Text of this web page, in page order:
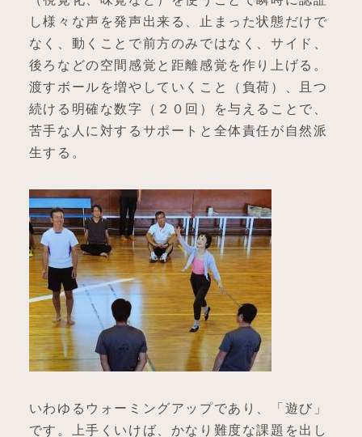
し様々な声を発声出来る、止まった状態だけで
なく、動くことで前方のみではなく、サイド、
後ろなどの空間感覚と距離感覚を作り上げる。
渡すボールを増やしていくこと（負荷）、且つ
続ける明確な数字（２０回）を与えることで、
苦手な人に対するサポートと全体責任が自然派
生する。
いわゆるウォーミングアップであり、「遊び」
です。上手くいけば、かなり難度な課題を出し